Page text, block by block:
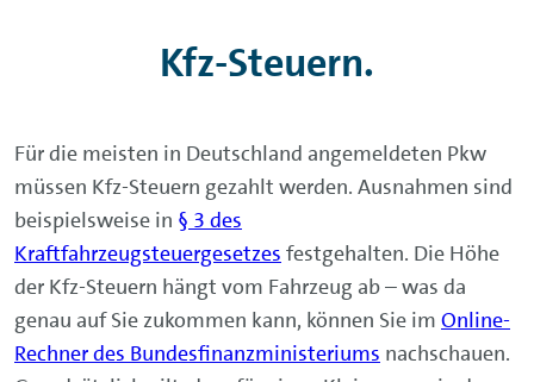
Kfz-Steuern.
Für die meisten in Deutschland angemeldeten Pkw
müssen Kfz-Steuern gezahlt werden. Ausnahmen sind
beispielsweise in § 3 des
Kraftfahrzeugsteuergesetzes festgehalten. Die Höhe
der Kfz-Steuern hängt vom Fahrzeug ab – was da
genau auf Sie zukommen kann, können Sie im Online-
Rechner des Bundesfinanzministeriums nachschauen.